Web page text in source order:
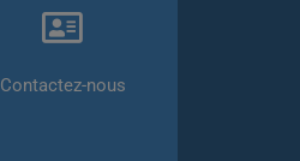
Contactez-nous